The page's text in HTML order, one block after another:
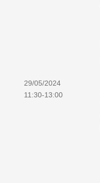
29/05/2024
11:30-13:00